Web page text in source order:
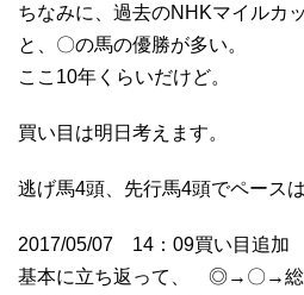
ちなみに、過去のNHKマイルカ
と、〇の馬の優勝が多い。
ここ10年くらいだけど。
買い目は明日考えます。
逃げ馬4頭、先行馬4頭でペース
2017/05/07 14：09買い目追加
基本に立ち返って、 ◎→〇→総